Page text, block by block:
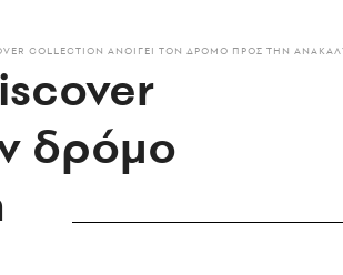
COLLECTION ΑΝΟΊΓΕΙ ΤΟΝ ΔΡΌΜΟ ΠΡΟΣ ΤΗΝ
δρόμο